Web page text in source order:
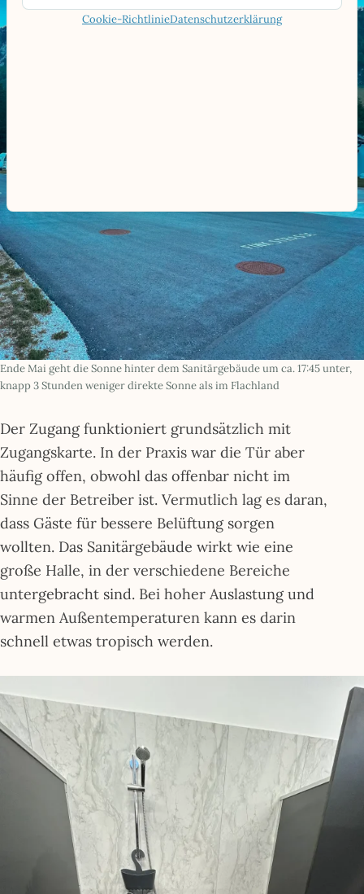
Cookie-RichtlinieDatenschutzerklärung
Ende Mai geht die Sonne hinter dem Sanitärgebäude um ca. 17:45 unter,
knapp 3 Stunden weniger direkte Sonne als im Flachland
Der Zugang funktioniert grundsätzlich mit
Zugangskarte. In der Praxis war die Tür aber
häufig offen, obwohl das offenbar nicht im
Sinne der Betreiber ist. Vermutlich lag es daran,
dass Gäste für bessere Belüftung sorgen
wollten. Das Sanitärgebäude wirkt wie eine
große Halle, in der verschiedene Bereiche
untergebracht sind. Bei hoher Auslastung und
warmen Außentemperaturen kann es darin
schnell etwas tropisch werden.